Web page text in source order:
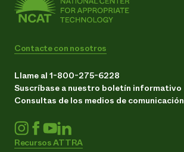
Contacte con nosotros
Llame al 1-800-275-6228
Suscríbase a nuestro boletín informativo
Consultas de los medios de comunicación
Recursos ATTRA